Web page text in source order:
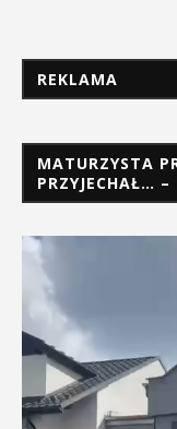
REKLAMA
MATURZYSTA
PRZYJECHAŁ…
Odtwarzacz